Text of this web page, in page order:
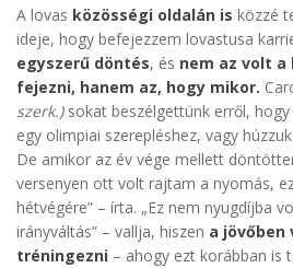
A lovas közösségi oldalán is közzé
ideje, hogy befejezzem lovastusa
egyszerű döntés, és nem az volt a
fejezni, hanem az, hogy mikor.
szerk.)sokat beszélgettünk erről,
egy olimpiai szerepléshez, vagy
De amikor az év vége mellett
versenyen ott volt rajtam a nyomás,
hétvégére” – írta. „Ez nem nyugdíjba
irányváltás” – vallja, hiszen a
tréningezni – ahogy ezt korábban is